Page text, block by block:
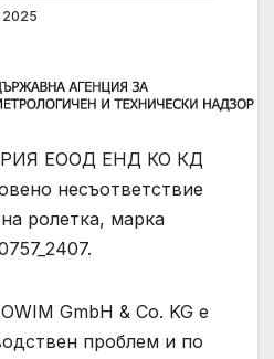
ЕООД ЕНД КО КД
несъответствие
ролетка, марка
GmbH & Co. KG е
проблем и по